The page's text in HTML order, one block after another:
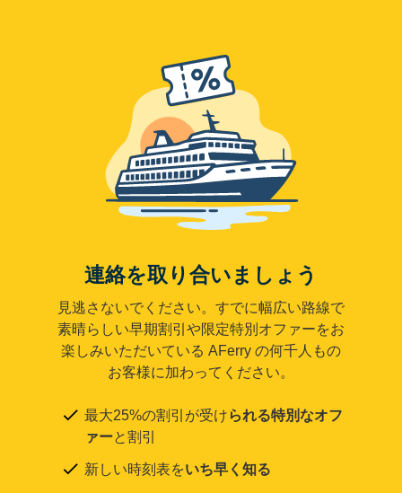
連絡を取り合いましょう
見逃さないでください。すでに幅広い路線で
素晴らしい早期割引や限定特別オファーをお
楽しみいただいている AFerry の何千人もの
お客様に加わってください。
最大25%の割引が受けられる特別なオフ
ァーと割引
新しい時刻表をいち早く知る